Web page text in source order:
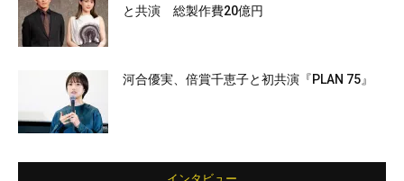
と共演 総製作費20億円
河合優実、倍賞千恵子と初共演『PLAN 75』